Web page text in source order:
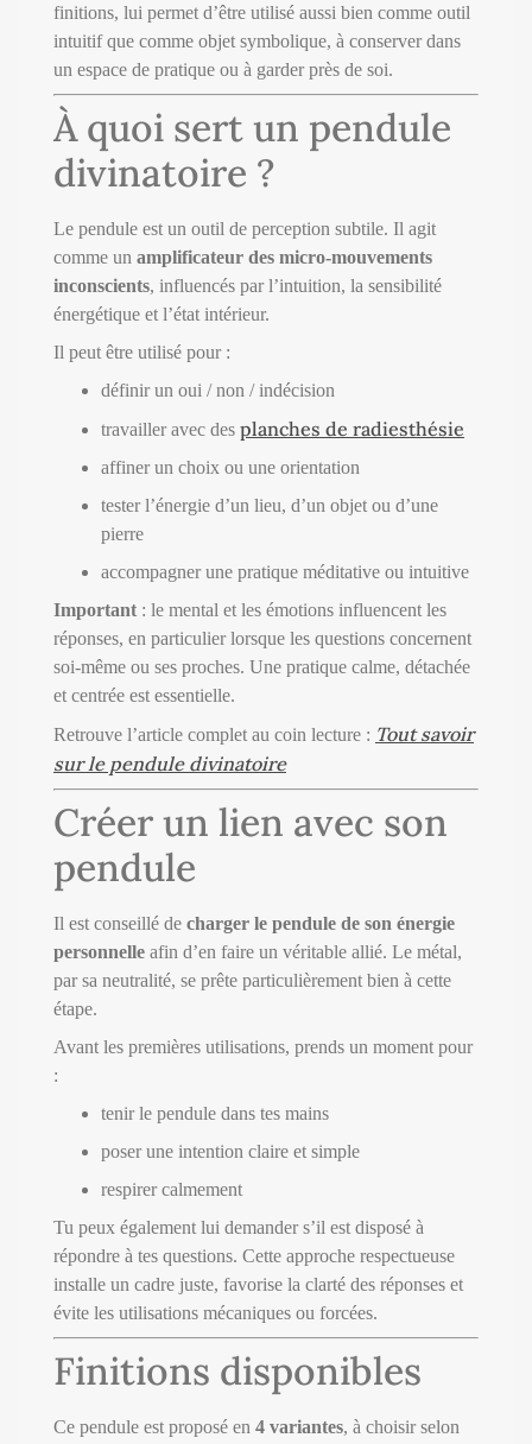
finitions, lui permet d’être utilisé aussi bien comme outil
intuitif que comme objet symbolique, à conserver dans
un espace de pratique ou à garder près de soi.
À quoi sert un pendule
divinatoire ?
Le pendule est un outil de perception subtile. Il agit
comme un amplificateur des micro-mouvements
inconscients, influencés par l’intuition, la sensibilité
énergétique et l’état intérieur.
Il peut être utilisé pour :
définir un oui / non / indécision
travailler avec des planches de radiesthésie
affiner un choix ou une orientation
tester l’énergie d’un lieu, d’un objet ou d’une
pierre
accompagner une pratique méditative ou intuitive
Important : le mental et les émotions influencent les
réponses, en particulier lorsque les questions concernent
soi-même ou ses proches. Une pratique calme, détachée
et centrée est essentielle.
Retrouve l’article complet au coin lecture : Tout savoir
sur le pendule divinatoire
Créer un lien avec son
pendule
Il est conseillé de charger le pendule de son énergie
personnelle afin d’en faire un véritable allié. Le métal,
par sa neutralité, se prête particulièrement bien à cette
étape.
Avant les premières utilisations, prends un moment pour
:
tenir le pendule dans tes mains
poser une intention claire et simple
respirer calmement
Tu peux également lui demander s’il est disposé à
répondre à tes questions. Cette approche respectueuse
installe un cadre juste, favorise la clarté des réponses et
évite les utilisations mécaniques ou forcées.
Finitions disponibles
Ce pendule est proposé en 4 variantes, à choisir selon